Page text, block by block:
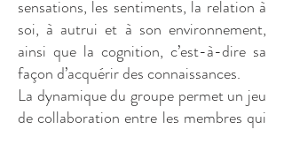
sensations, les sentiments, la relation à
soi, à autrui et à son environnement,
ainsi que la cognition, c’est-à-dire sa
façon d’acquérir des connaissances.
La dynamique du groupe permet un jeu
de collaboration entre les membres qui